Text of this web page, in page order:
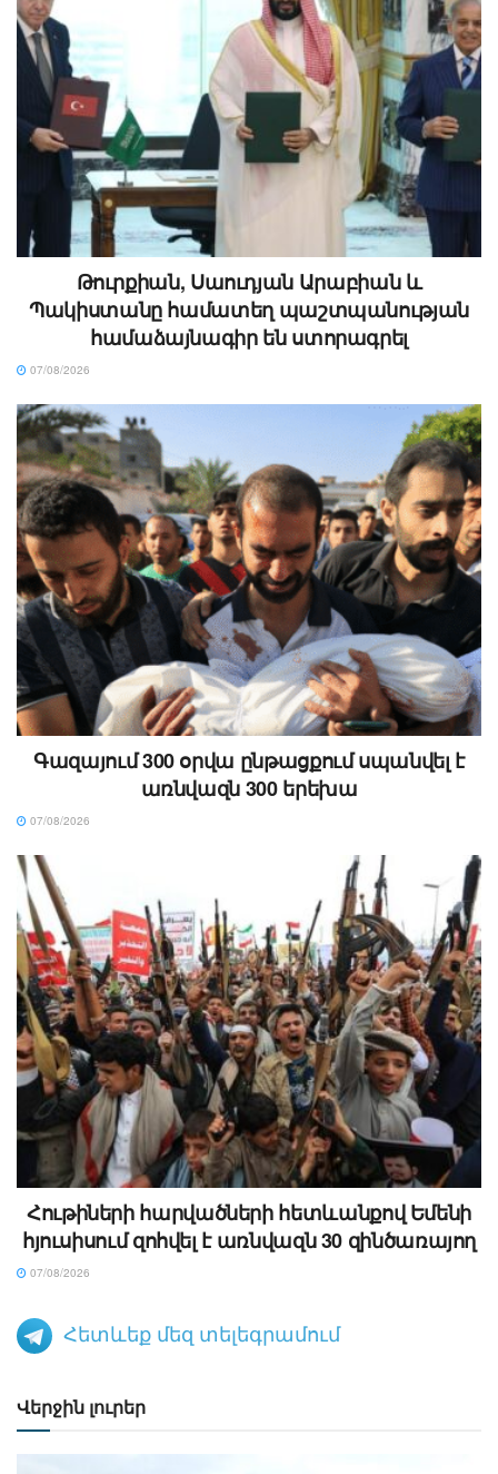
Թուրքիան, Սաուդյան Արաբիան և
Պակիստանը համատեղ պաշտպանության
համաձայնագիր են ստորագրել
07/08/2026
Գազայում 300 օրվա ընթացքում սպանվել է
առնվազն 300 երեխա
07/08/2026
Հութիների հարվածների հետևանքով Եմենի
հյուսիսում զոհվել է առնվազն 30 զինծառայող
07/08/2026
Հետևեք մեզ տելեգրամում
Վերջին լուրեր